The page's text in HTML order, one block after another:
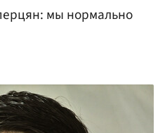
мы нормально